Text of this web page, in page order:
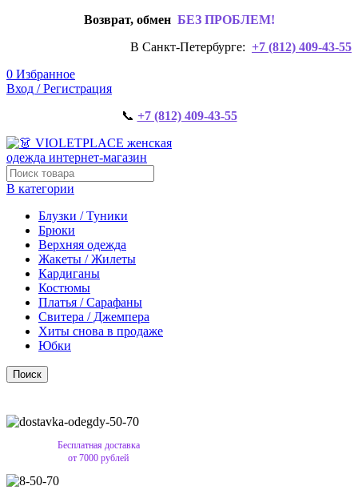
Возврат, обмен БЕЗ ПРОБЛЕМ!
В Санкт-Петербурге: +7 (812) 409-43-55
0 Избранное
Вход / Регистрация
📞 +7 (812) 409-43-55
В категории
Блузки / Туники
Брюки
Верхняя одежда
Жакеты / Жилеты
Кардиганы
Костюмы
Платья / Сарафаны
Свитера / Джемпера
Хиты снова в продаже
Юбки
Поиск
Бесплатная доставка
от 7000 рублей